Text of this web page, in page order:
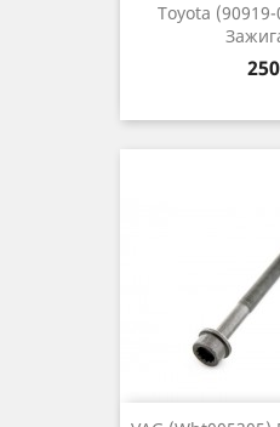
Toyota